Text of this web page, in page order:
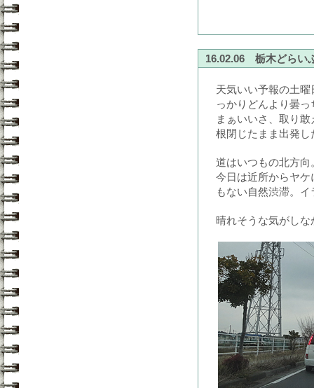
16.02.06 栃木どらい
天気いい予報の土
っかりどんより曇
まぁいいさ、取り
根閉じたまま出発し
道はいつもの北方向
今日は近所からヤ
もない自然渋滞。
晴れそうな気がし